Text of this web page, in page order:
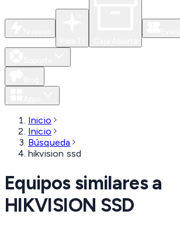
Inicio
Inicio
Búsqueda
hikvision ssd
Equipos similares a
HIKVISION SSD